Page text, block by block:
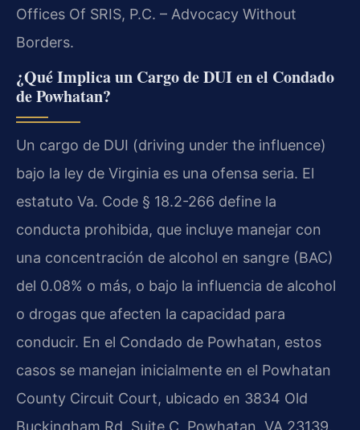
Offices Of SRIS, P.C. – Advocacy Without
Borders.
¿Qué Implica un Cargo de DUI en el Condado
de Powhatan?
Un cargo de DUI (driving under the influence)
bajo la ley de Virginia es una ofensa seria. El
estatuto Va. Code § 18.2-266 define la
conducta prohibida, que incluye manejar con
una concentración de alcohol en sangre (BAC)
del 0.08% o más, o bajo la influencia de alcohol
o drogas que afecten la capacidad para
conducir. En el Condado de Powhatan, estos
casos se manejan inicialmente en el Powhatan
County Circuit Court, ubicado en 3834 Old